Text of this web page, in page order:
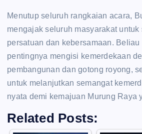
Menutup seluruh rangkaian acara,
mengajak seluruh masyarakat
persatuan dan kebersamaan. Beliau
pentingnya mengisi kemerdekaan
pembangunan dan gotong royong,
untuk melanjutkan semangat
nyata demi kemajuan Murung Raya
Related Posts: